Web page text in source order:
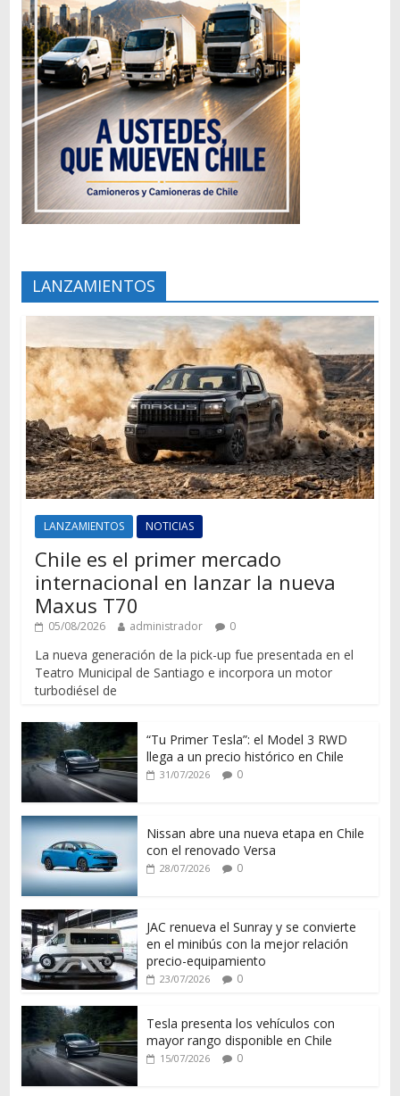
LANZAMIENTOS
LANZAMIENTOS NOTICIAS
Chile es el primer mercado
internacional en lanzar la nueva
Maxus T70
05/08/2026 administrador 0
La nueva generación de la pick-up fue presentada en el
Teatro Municipal de Santiago e incorpora un motor
turbodiésel de
“Tu Primer Tesla”: el Model 3 RWD
llega a un precio histórico en Chile
31/07/2026 0
Nissan abre una nueva etapa en Chile
con el renovado Versa
28/07/2026 0
JAC renueva el Sunray y se convierte
en el minibús con la mejor relación
precio-equipamiento
23/07/2026 0
Tesla presenta los vehículos con
mayor rango disponible en Chile
15/07/2026 0